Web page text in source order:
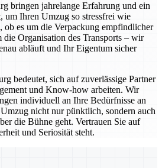
bringen jahrelange Erfahrung und ein
um Ihren Umzug so stressfrei wie
ob es um die Verpackung empfindlicher
die Organisation des Transports – wir
abläuft und Ihr Eigentum sicher
bedeutet, sich auf zuverlässige Partner
und Know-how arbeiten. Wir
individuell an Ihre Bedürfnisse an
nicht nur pünktlich, sondern auch
die Bühne geht. Vertrauen Sie auf
und Seriosität steht.